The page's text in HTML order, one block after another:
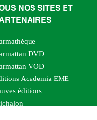
NOS SITES ET
DVD
VOD
Academia EME
éditions